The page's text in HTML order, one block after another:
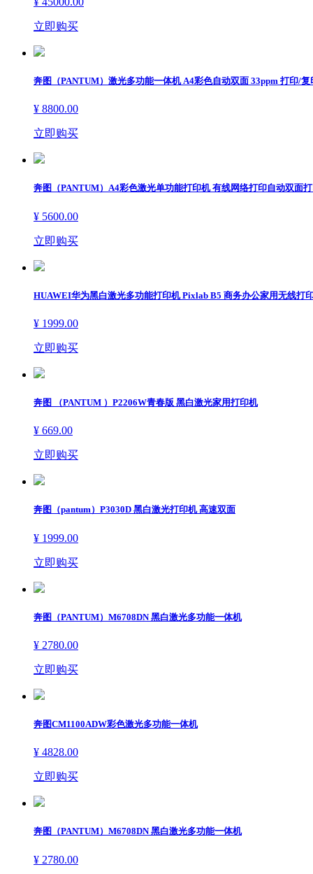
立即购买
奔图（PANTUM）激光多功能一体机 A4彩色自动双面 33ppm 打印/
¥ 8800.00
立即购买
奔图（PANTUM）A4彩色激光单功能打印机 有线网络打印自动双面
¥ 5600.00
立即购买
HUAWEI华为黑白激光多功能打印机 Pixlab B5 商务办公家用无线打
¥ 1999.00
立即购买
奔图 （PANTUM ）P2206W青春版 黑白激光家用打印机
¥ 669.00
立即购买
奔图（pantum）P3030D 黑白激光打印机 高速双面
¥ 1999.00
立即购买
奔图（PANTUM）M6708DN 黑白激光多功能一体机
¥ 2780.00
立即购买
奔图CM1100ADW彩色激光多功能一体机
¥ 4828.00
立即购买
奔图（PANTUM）M6708DN 黑白激光多功能一体机
¥ 2780.00